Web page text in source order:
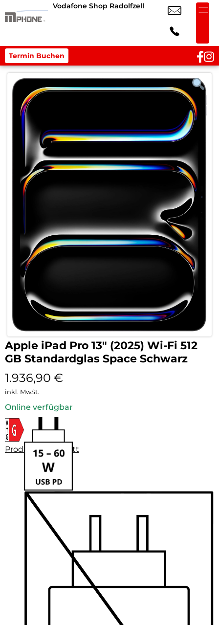
Vodafone Shop Radolfzell
Termin Buchen
Apple iPad Pro 13″ (2025) Wi-Fi 512
GB Standardglas Space Schwarz
1.936,90 €
inkl. MwSt.
Online verfügbar
Produktdatenblatt